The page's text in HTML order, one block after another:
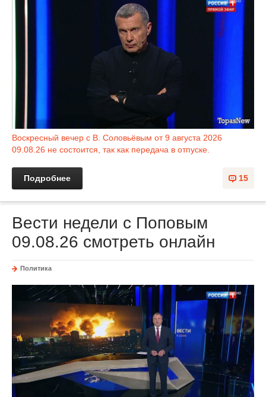
Воскресный вечер с В. Соловьёвым от 9 августа 2026
09.08.26 не состоится, так как передача в отпуске.
15
Подробнее
Вести недели с Поповым
09.08.26 смотреть онлайн
Политика